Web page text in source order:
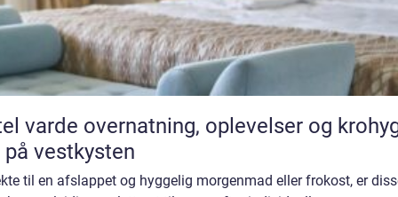
oplevelser og krohygge
vestkysten
til en afslappet og hyggelig morgenmad eller frokost, er